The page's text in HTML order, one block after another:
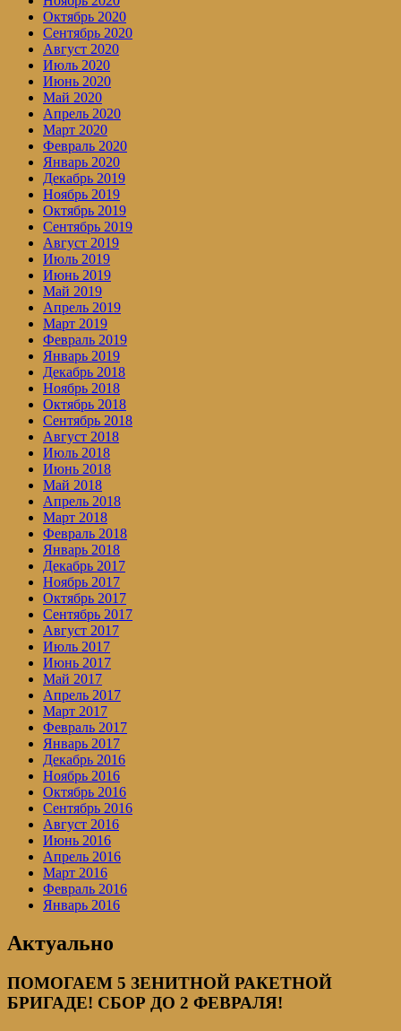
Октябрь 2020
Сентябрь 2020
Август 2020
Июль 2020
Июнь 2020
Май 2020
Апрель 2020
Март 2020
Февраль 2020
Январь 2020
Декабрь 2019
Ноябрь 2019
Октябрь 2019
Сентябрь 2019
Август 2019
Июль 2019
Июнь 2019
Май 2019
Апрель 2019
Март 2019
Февраль 2019
Январь 2019
Декабрь 2018
Ноябрь 2018
Октябрь 2018
Сентябрь 2018
Август 2018
Июль 2018
Июнь 2018
Май 2018
Апрель 2018
Март 2018
Февраль 2018
Январь 2018
Декабрь 2017
Ноябрь 2017
Октябрь 2017
Сентябрь 2017
Август 2017
Июль 2017
Июнь 2017
Май 2017
Апрель 2017
Март 2017
Февраль 2017
Январь 2017
Декабрь 2016
Ноябрь 2016
Октябрь 2016
Сентябрь 2016
Август 2016
Июнь 2016
Апрель 2016
Март 2016
Февраль 2016
Январь 2016
Актуально
ПОМОГАЕМ 5 ЗЕНИТНОЙ РАКЕТНОЙ
БРИГАДЕ! СБОР ДО 2 ФЕВРАЛЯ!